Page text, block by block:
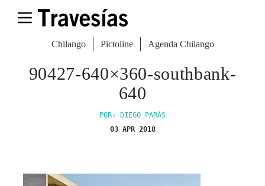
Chilango Pictoline Agenda Chilango
90427-640×360-southbank-
640
POR: DIEGO PARÁS
03 APR 2018